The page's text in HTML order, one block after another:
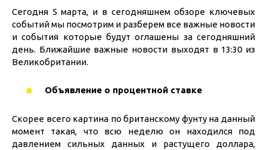
Сегодня 5 марта, и в сегодняшнем обзоре ключевых
событий мы посмотрим и разберем все важные новости
и события которые будут оглашены за сегодняшний
день. Ближайшие важные новости выходят в 13:30 из
Великобритании.
Объявление о процентной ставке
Скорее всего картина по британскому фунту на данный
момент такая, что всю неделю он находился под
давлением сильных данных и растущего доллара,